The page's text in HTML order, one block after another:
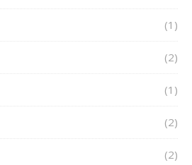
(1)
(2)
(1)
(2)
(2)